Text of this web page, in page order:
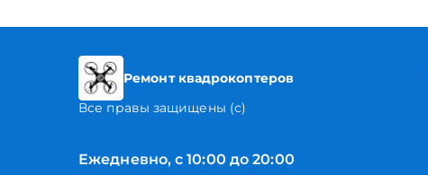
Ремонт квадрокоптеров
Все правы защищены (с)
Ежедневно, с 10:00 до 20:00